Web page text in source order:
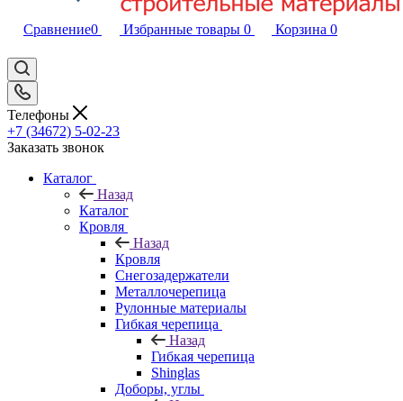
Сравнение0 Избранные товары 0 Корзина 0
Телефоны
+7 (34672) 5-02-23
Заказать звонок
Каталог
Назад
Каталог
Кровля
Назад
Кровля
Снегозадержатели
Металлочерепица
Рулонные материалы
Гибкая черепица
Назад
Гибкая черепица
Shinglas
Доборы, углы